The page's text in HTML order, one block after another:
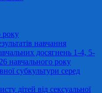
року
навчання
досягнень 1-4, 5-
навчального року
субкультури серед
дітей від сексуальної